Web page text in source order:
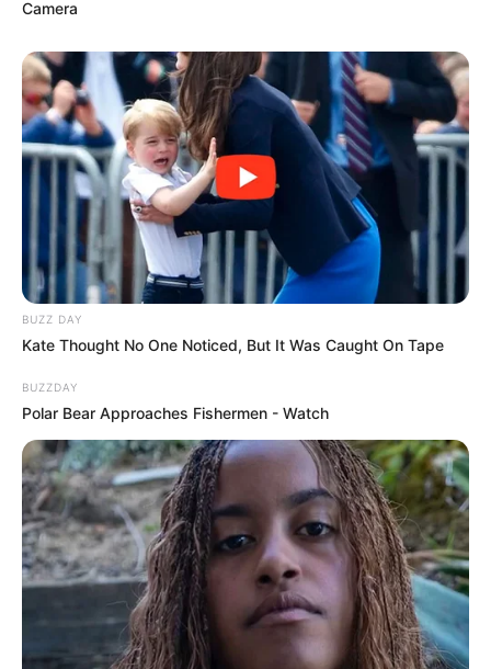
Anti Mainstream, 10 Cara
Membawa Barang Belanjaan
Versi Warga Thailand
Langka Banget! 10 Pose Lucu
Katak yang Bikin Ketawa
Gemes
Camera
BUZZ DAY
Kate Thought No One Noticed, But It Was Caught On Tape
BUZZDAY
Polar Bear Approaches Fishermen - Watch